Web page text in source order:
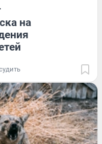
на